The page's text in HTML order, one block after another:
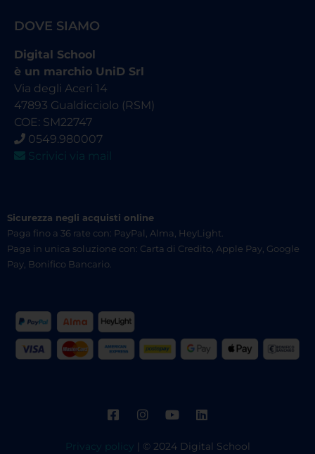
DOVE SIAMO
Digital School
è un marchio UniD Srl
Via degli Aceri 14
47893 Gualdicciolo (RSM)
COE: SM22747
0549.980007
Scrivici via mail
Sicurezza negli acquisti online
Paga fino a 36 rate con: PayPal, Alma, HeyLight.
Paga in unica soluzione con: Carta di Credito, Apple Pay, Google
Pay, Bonifico Bancario.
Privacy policy | © 2024 Digital School